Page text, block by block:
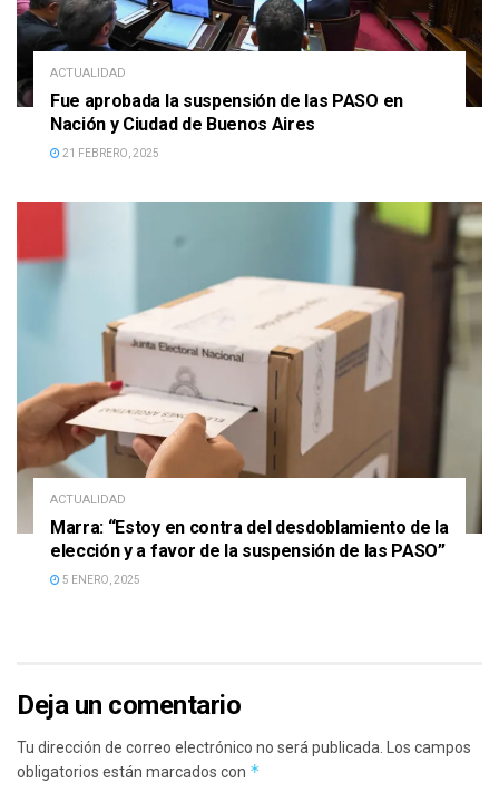
ACTUALIDAD
Fue aprobada la suspensión de las PASO en
Nación y Ciudad de Buenos Aires
21 FEBRERO, 2025
ACTUALIDAD
Marra: “Estoy en contra del desdoblamiento de la
elección y a favor de la suspensión de las PASO”
5 ENERO, 2025
Deja un comentario
Tu dirección de correo electrónico no será publicada. Los campos
obligatorios están marcados con *